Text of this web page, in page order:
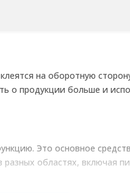
на оборотную
о продукции больше и
Это основное
разных областях, включая